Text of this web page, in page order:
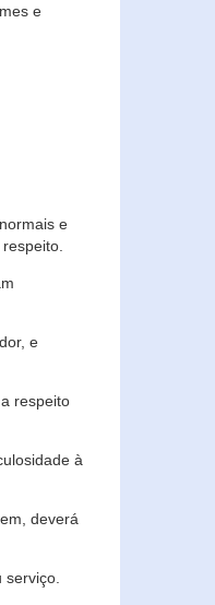
e
e
e
respeito
à
deverá